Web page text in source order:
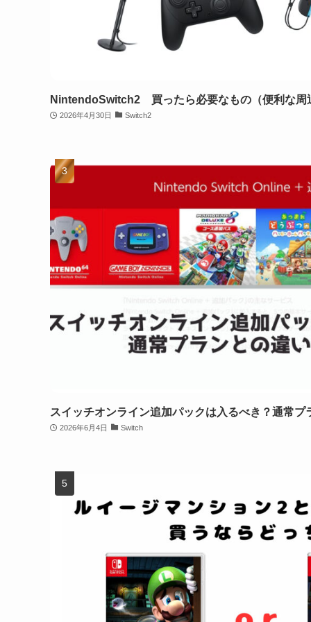
NintendoSwitch2 買ったら必要なもの（便利な周
2026年4月30日 Switch2
スイッチオンライン追加パックは入るべき？通常プ
2026年6月4日 Switch